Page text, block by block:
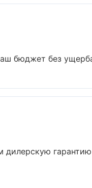
бюджет без